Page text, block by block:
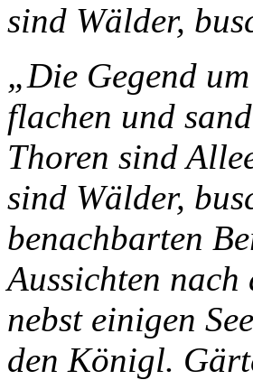
sind Wälder,
„Die Gegend
flachen und
Thoren sind
sind Wälder,
benachbarten
Aussichten
nebst einigen
den Königl.